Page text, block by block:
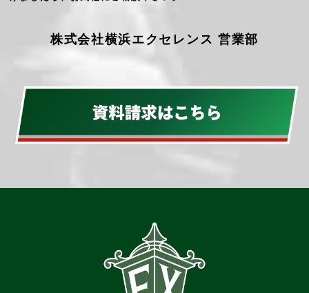
株式会社横浜エクセレンス 営業部